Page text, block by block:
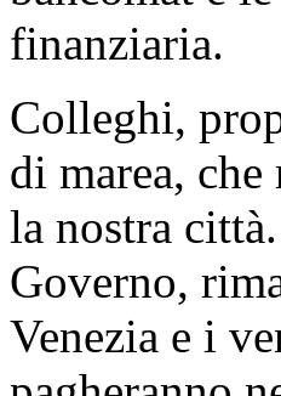
finanziaria.
Colleghi,
di marea,
la nostra
Governo,
Venezia e i